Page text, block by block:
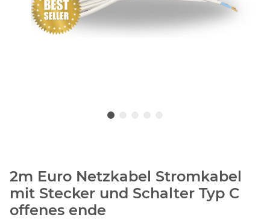
2m Euro Netzkabel Stromkabel
mit Stecker und Schalter Typ C
offenes ende